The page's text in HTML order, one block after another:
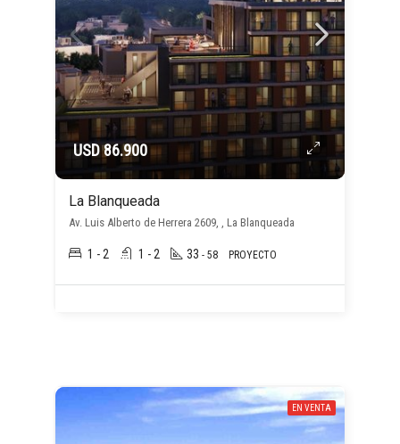
USD 86.900
La Blanqueada
Av. Luis Alberto de Herrera 2609, , La Blanqueada
1 - 2 1 - 2 33 - 58 PROYECTO
EN VENTA